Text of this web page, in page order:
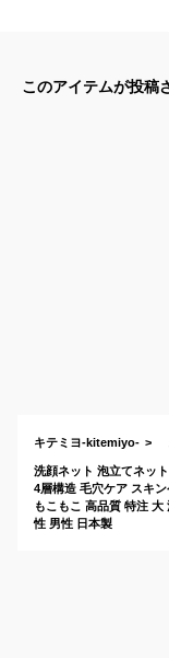
このアイテムが投稿
キテミヨ-kitemiyo-
洗顔ネット 泡立てネッ
4層構造 毛穴ケア スキ
もこもこ 高品質 特注
性 男性 日本製